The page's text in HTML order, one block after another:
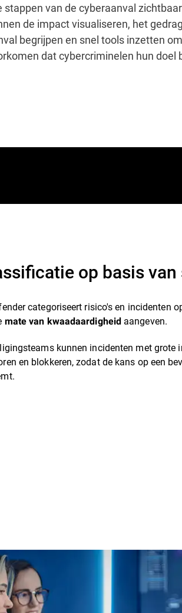
stappen van de cyberaanval
de impact visualiseren, het
begrijpen en snel tools inzetten
dat cybercriminelen hun doel
op basis
categoriseert risico's en incidenten
mate van kwaadaardigheid aangeven.
kunnen incidenten met grote
en blokkeren, zodat de kans op een